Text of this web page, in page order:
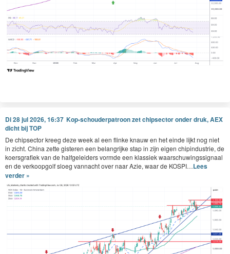
Di 28 jul 2026, 16:37 Kop-schouderpatroon zet chipsector onder druk, AEX
dicht bij TOP
De chip­sec­tor kreeg deze week al een flinke knauw en het einde lijkt nog niet
in zicht. Chi­na zette gis­teren een belan­grijke stap in zijn eigen chipin­dus­trie, de
koers­grafiek van de halfgelei­ders vor­mde een klassiek waarschuwingssig­naal
en de verkoop­golf sloeg van­nacht over naar Azie, waar de KOSPI…Lees
verder »